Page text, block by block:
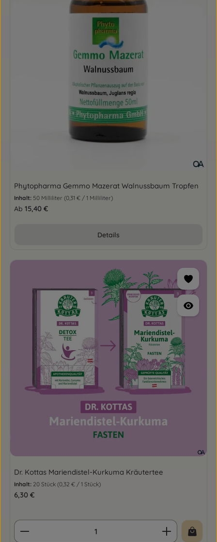
Phytopharma Gemmo Mazerat Walnussbaum Tropfen
Inhalt: 50 Milliliter (0,31 € / 1 Milliliter)
Regulärer Preis:
Ab 15,40 €
Details
Dr. Kottas Mariendistel-Kurkuma Kräutertee
Inhalt: 20 Stück (0,32 € / 1 Stück)
Regulärer Preis:
6,30 €
Produkt Anzahl: Gib den gewünschten Wert